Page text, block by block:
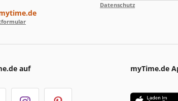
Datenschutz
auf myTime.de